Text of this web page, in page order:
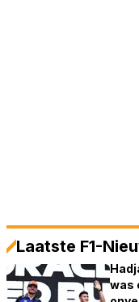
Laatste F1-
was